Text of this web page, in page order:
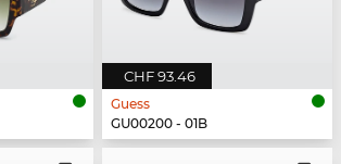
CHF 93.46
Guess
GU00200 - 01B